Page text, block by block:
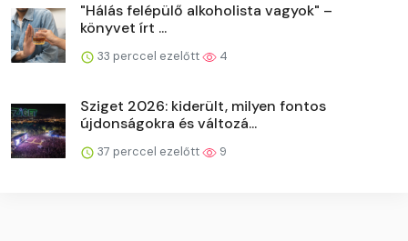
"Hálás felépülő alkoholista vagyok" –
könyvet írt ...
33 perccel ezelőtt 4
Sziget 2026: kiderült, milyen fontos
újdonságokra és változá...
37 perccel ezelőtt 9